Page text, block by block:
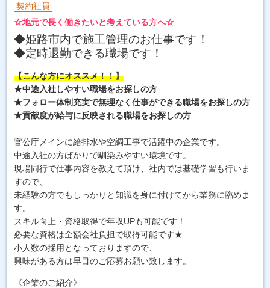
契約社員
☆地元で長く働きたいと考えている方へ☆
◆姫路市内で施工管理のお仕事です！
◆定時退勤できる職場です！
【こんな方にオススメ！！】
★中途入社しやすい職場をお探しの方
★フォロー体制充実で無理なく仕事ができる職場をお探しの方
★貢献度が給与に反映される職場をお探しの方
官公庁メインに給排水や空調工事で活躍中の企業です。
中途入社の方ばかりで馴染みやすい環境です。
現場同行で仕事内容を教えて頂け、社内では基礎学習も行いま
すので、
未経験の方でもしっかりと知識を身に付けてから業務に臨めま
す。
スキル向上・資格取得で年収UPも可能です！
必要な資格は全額会社負担で取得可能です★
小人数の採用となっておりますので、
興味がある方は早目のご応募お願い致します。
《企業のご紹介》